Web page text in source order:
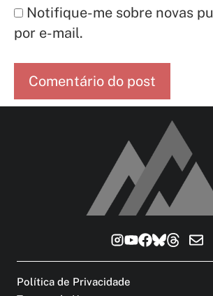
Notifique-me sobre novas
por e-mail.
Política de Privacidade